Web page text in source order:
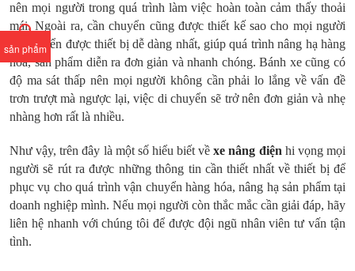
sản phẩm
nên mọi người trong quá trình làm việc hoàn toàn cảm thấy thoải
mái. Ngoài ra, cần chuyển cũng được thiết kế sao cho mọi người
điều khiển được thiết bị dễ dàng nhất, giúp quá trình nâng hạ hàng
hóa, sản phẩm diễn ra đơn giản và nhanh chóng. Bánh xe cũng có
độ ma sát thấp nên mọi người không cần phải lo lắng về vấn đề
trơn trượt mà ngược lại, việc di chuyển sẽ trở nên đơn giản và nhẹ
nhàng hơn rất là nhiều.
Như vậy, trên đây là một số hiểu biết vềxe nâng điện hi vọng mọi
người sẽ rút ra được những thông tin cần thiết nhất về thiết bị để
phục vụ cho quá trình vận chuyển hàng hóa, nâng hạ sản phẩm tại
doanh nghiệp mình. Nếu mọi người còn thắc mắc cần giải đáp, hãy
liên hệ nhanh với chúng tôi để được đội ngũ nhân viên tư vấn tận
tình.